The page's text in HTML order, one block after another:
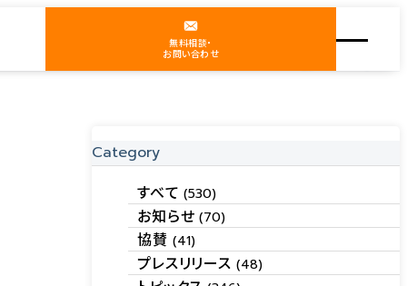
無料相談・
お問い合わせ
イアウォールや暗号化を利用」"を寄稿しました。
Category
すべて(530)
お知らせ(70)
協賛 (41)
プレスリリース (48)